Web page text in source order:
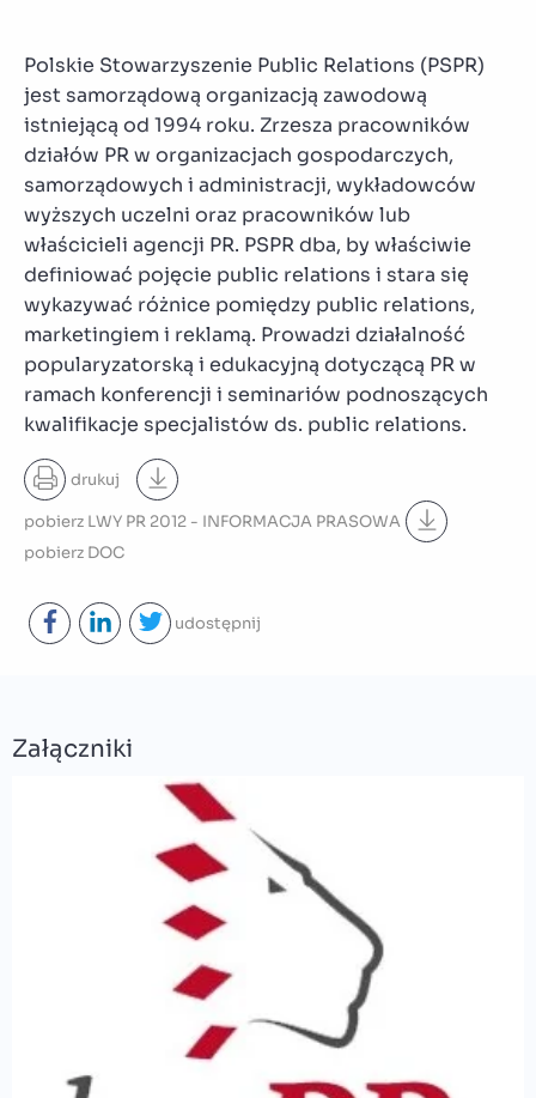
Polskie Stowarzyszenie Public Relations (PSPR)
jest samorządową organizacją zawodową
istniejącą od 1994 roku. Zrzesza pracowników
działów PR w organizacjach gospodarczych,
samorządowych i administracji, wykładowców
wyższych uczelni oraz pracowników lub
właścicieli agencji PR. PSPR dba, by właściwie
definiować pojęcie public relations i stara się
wykazywać różnice pomiędzy public relations,
marketingiem i reklamą. Prowadzi działalność
popularyzatorską i edukacyjną dotyczącą PR w
ramach konferencji i seminariów podnoszących
kwalifikacje specjalistów ds. public relations.
drukuj
pobierz LWY PR 2012 - INFORMACJA PRASOWA
pobierz DOC
udostępnij
Załączniki